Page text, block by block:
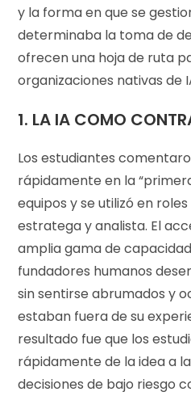
y la forma en que se
determinaba la toma de
ofrecen una hoja de ruta
organizaciones nativas de
1. LA IA COMO
Los estudiantes
rápidamente en la
equipos y se utilizó en
estratega y analista. El
amplia gama de
fundadores humanos
sin sentirse abrumados y
estaban fuera de su
resultado fue que los
rápidamente de la idea a
decisiones de bajo riesgo